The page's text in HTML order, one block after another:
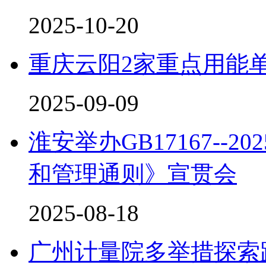
2025-10-20
重庆云阳2家重点用能
2025-09-09
淮安举办GB17167--
和管理通则》宣贯会
2025-08-18
广州计量院多举措探